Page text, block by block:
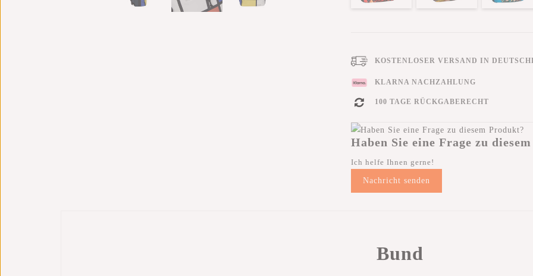
KOSTENLOSER VERSAND IN
KLARNA NACHZAHLUNG
100 TAGE RÜCKGABERECHT
Haben Sie eine Frage zu
Ich helfe Ihnen gerne!
Nachricht senden
Bund